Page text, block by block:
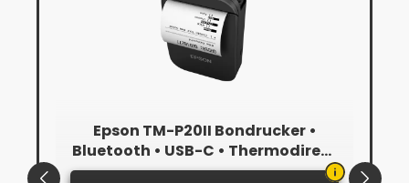
Epson TM-P20II Bondrucker •
Bluetooth • USB-C • Thermodirekt
• Schwarz